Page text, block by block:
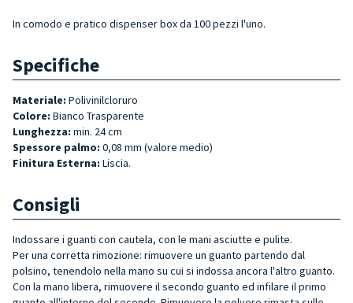
In comodo e pratico dispenser box da 100 pezzi l'uno.
Specifiche
Materiale: Polivinilcloruro
Colore: Bianco Trasparente
Lunghezza: min. 24 cm
Spessore palmo: 0,08 mm (valore medio)
Finitura Esterna: Liscia.
Consigli
Indossare i guanti con cautela, con le mani asciutte e pulite.
Per una corretta rimozione: rimuovere un guanto partendo dal
polsino, tenendolo nella mano su cui si indossa ancora l'altro guanto.
Con la mano libera, rimuovere il secondo guanto ed infilare il primo